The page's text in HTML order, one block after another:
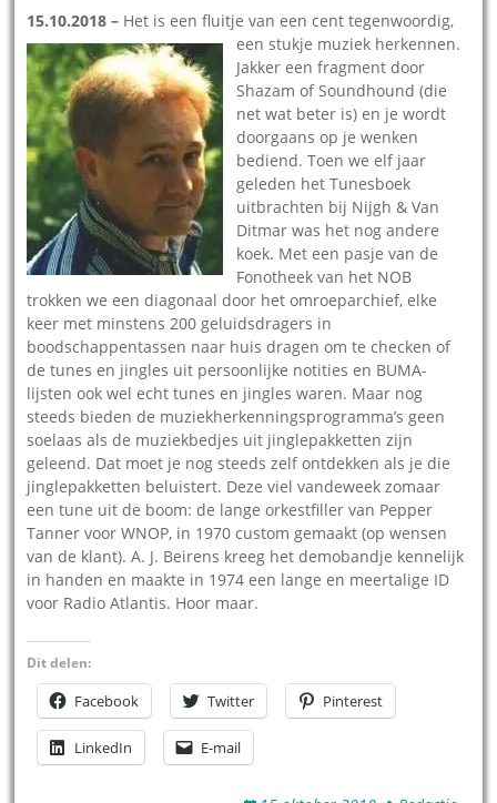
15.10.2018 – Het is een fluitje van een cent tegenwoordig,
een stukje muziek herkennen.
Jakker een fragment door
Shazam of Soundhound (die
net wat beter is) en je wordt
doorgaans op je wenken
bediend. Toen we elf jaar
geleden het Tunesboek
uitbrachten bij Nijgh & Van
Ditmar was het nog andere
koek. Met een pasje van de
Fonotheek van het NOB
trokken we een diagonaal door het omroeparchief, elke
keer met minstens 200 geluidsdragers in
boodschappentassen naar huis dragen om te checken of
de tunes en jingles uit persoonlijke notities en BUMA-
lijsten ook wel echt tunes en jingles waren. Maar nog
steeds bieden de muziekherkenningsprogramma’s geen
soelaas als de muziekbedjes uit jinglepakketten zijn
geleend. Dat moet je nog steeds zelf ontdekken als je die
jinglepakketten beluistert. Deze viel vandeweek zomaar
een tune uit de boom: de lange orkestfiller van Pepper
Tanner voor WNOP, in 1970 custom gemaakt (op wensen
van de klant). A. J. Beirens kreeg het demobandje kennelijk
in handen en maakte in 1974 een lange en meertalige ID
voor Radio Atlantis. Hoor maar.
Dit delen:
Facebook Twitter Pinterest
LinkedIn E-mail